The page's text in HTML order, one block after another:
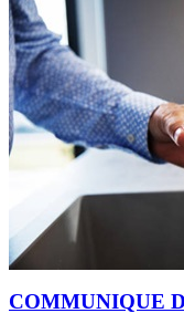
COMMUNIQUE